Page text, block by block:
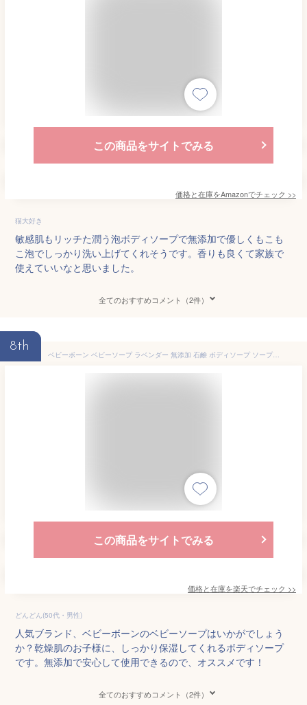
この商品をサイトでみる
価格と在庫をAmazonでチェック >>
猫大好き
敏感肌もリッチた潤う泡ボディソープで無添加で優しくもこも
こ泡でしっかり洗い上げてくれそうです。香りも良くて家族で
使えていいなと思いました。
全てのおすすめコメント（2件）
8th
ベビーボーン ベビーソープ ラベンダー 無添加 石鹸 ボディソープ ソープ ベビーシャンプー 東原亜希 赤ちゃん 新生児 子供 全身シャンプー シャンプー 全身ソープ 頭 髪 顔 洗顔 出産祝い ママ 泡 泡タイプ ギフト 敏感肌 乾燥肌 BABYBORN 春 夏
この商品をサイトでみる
価格と在庫を楽天でチェック >>
どんどん(50代・男性)
人気ブランド、ベビーボーンのベビーソープはいかがでしょう
か？乾燥肌のお子様に、しっかり保湿してくれるボディソープ
です。無添加で安心して使用できるので、オススメです！
全てのおすすめコメント（2件）